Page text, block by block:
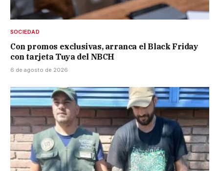
SOCIEDAD
Con promos exclusivas, arranca el Black Friday
con tarjeta Tuya del NBCH
6 de agosto de 2026